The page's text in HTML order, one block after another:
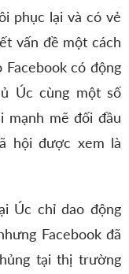
phục lại và có vẻ
vấn đề một cách
Facebook có động
Úc cùng một số
mạnh mẽ đối đầu
hội được xem là
Úc chỉ dao động
Facebook đã
tại thị trường